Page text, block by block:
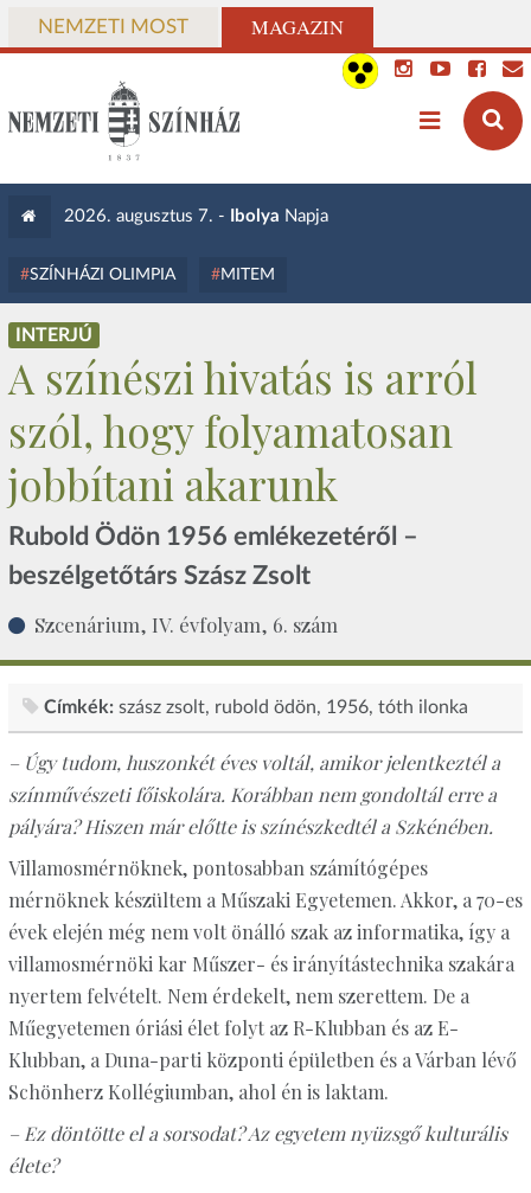
NEMZETI MOST MAGAZIN
2026. augusztus 7. - Ibolya Napja
SZÍNHÁZI OLIMPIA MITEM
INTERJÚ
A színészi hivatás is arról
szól, hogy folyamatosan
jobbítani akarunk
Rubold Ödön 1956 emlékezetéről –
beszélgetőtárs Szász Zsolt
Szcenárium, IV. évfolyam, 6. szám
Címkék: szász zsolt rubold ödön 1956 tóth ilonka
– Úgy tudom, huszonkét éves voltál, amikor jelentkeztél a
színművészeti főiskolára. Korábban nem gondoltál erre a
pályára? Hiszen már előtte is színészkedtél a Szkénében.
Villamosmérnöknek, pontosabban számítógépes
mérnöknek készültem a Műszaki Egyetemen. Akkor, a 70-es
évek elején még nem volt önálló szak az informatika, így a
villamosmérnöki kar Műszer- és irányítástechnika szakára
nyertem felvételt. Nem érdekelt, nem szerettem. De a
Műegyetemen óriási élet folyt az R-Klubban és az E-
Klubban, a Duna-parti központi épületben és a Várban lévő
Schönherz Kollégiumban, ahol én is laktam.
– Ez döntötte el a sorsodat? Az egyetem nyüzsgő kulturális
élete?